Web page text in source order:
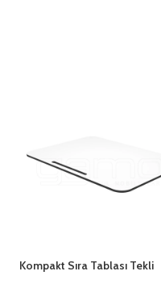
Kompakt Sıra Tablası Tekli